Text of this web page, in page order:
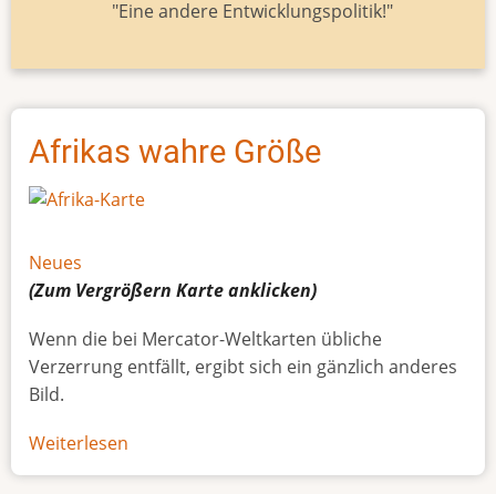
"Eine andere Entwicklungspolitik!"
Afrikas wahre Größe
Neues
(Zum Vergrößern Karteanklicken)
Wenn die bei Mercator-Weltkarten übliche
Verzerrung entfällt, ergibt sich ein gänzlich anderes
Bild.
Weiterlesen
Afrikas